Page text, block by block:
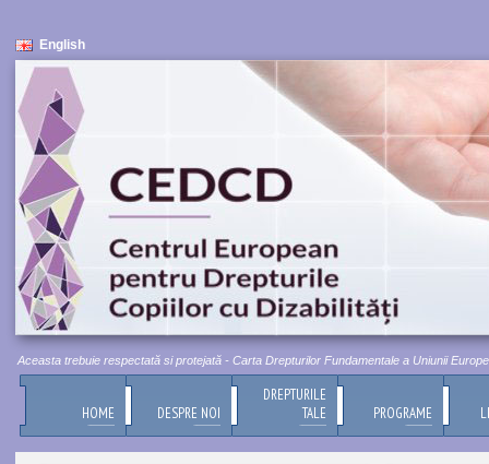
English
Aceasta trebuie respectată si protejată - Carta Drepturilor Fundamentale a Uniunii
HOME DESPRE NOI
DREPTURILE
TALE
PROGRAME